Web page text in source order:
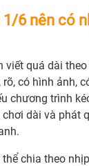
6 nên có
viết quá dài
có hình ảnh,
chương trình
dài và phát
chia theo